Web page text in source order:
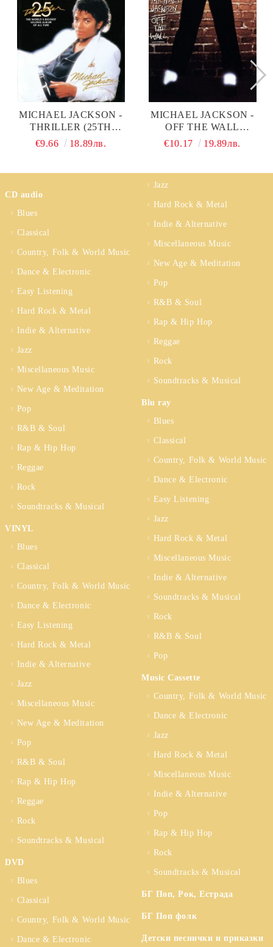
MICHAEL JACKSON -
THRILLER (25TH
ANNIVERSARY
€9.66 18.89лв.
MICHAEL JACKSON -
OFF THE WALL
(SPECIAL EDITION) (CD)
€10.17 19.89лв.
CD audio
Blues
Classical
Country, Folk & World Music
Dance & Electronic
Easy Listening
Hard Rock & Metal
Indie & Alternative
Jazz
Miscellaneous Music
New Age & Meditation
Pop
R&B & Soul
Rap & Hip Hop
Reggae
Rock
Soundtracks & Musical
VINYL
Blues
Classical
Country, Folk & World Music
Dance & Electronic
Easy Listening
Hard Rock & Metal
Indie & Alternative
Jazz
Miscellaneous Music
New Age & Meditation
Pop
R&B & Soul
Rap & Hip Hop
Reggae
Rock
Soundtracks & Musical
DVD
Blues
Classical
Country, Folk & World Music
Dance & Electronic
Jazz
Hard Rock & Metal
Indie & Alternative
Miscellaneous Music
New Age & Meditation
Pop
R&B & Soul
Rap & Hip Hop
Reggae
Rock
Soundtracks & Musical
Blu ray
Blues
Classical
Country, Folk & World Music
Dance & Electronic
Easy Listening
Jazz
Hard Rock & Metal
Miscellaneous Music
Indie & Alternative
Soundtracks & Musical
Rock
R&B & Soul
Pop
Music Cassette
Country, Folk & World Music
Dance & Electronic
Jazz
Hard Rock & Metal
Miscellaneous Music
Indie & Alternative
Pop
Rap & Hip Hop
Rock
Soundtracks & Musical
БГ Поп, Рок, Естрада
БГ Поп фолк
Детски песнички и приказки